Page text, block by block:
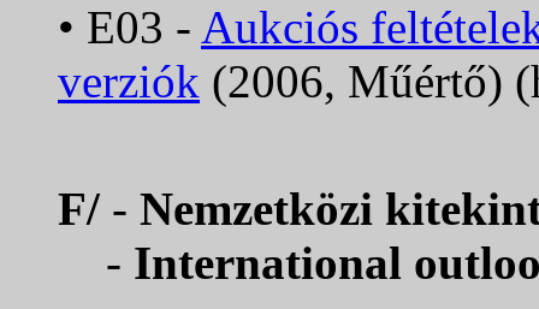
• E03 - Aukciós
verziók (2006, Műértő)
F/ - Nemzetközi
- International